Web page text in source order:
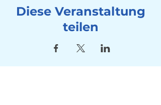
Diese Veranstaltung
teilen